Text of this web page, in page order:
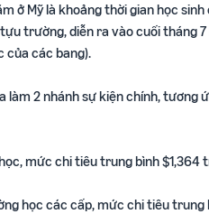
ở Mỹ là khoảng thời gian học
trường, diễn ra vào cuối tháng
của các bang).
làm 2 nhánh sự kiện chính, tương
mức chi tiêu trung bình $1,364
học các cấp, mức chi tiêu trung